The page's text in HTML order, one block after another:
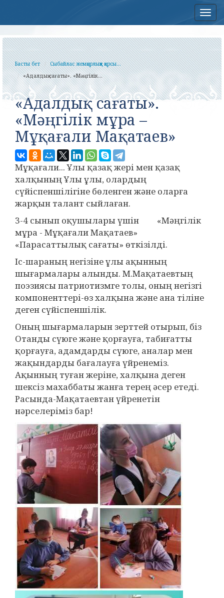
Басты бет
Сыбайлас жемқорлыққа қарсы...
«Адалдық сағаты». «Мәңгілік...
«Адалдық сағаты».
«Мәңгілік мұра –
Мұқағали Мақатаев»
Мұқағали... Ұлы қазақ жері мен қазақ
халқының Ұлы ұлы, олардың
сүйіспеншілігіне бөленген және оларға
жарқын талант сыйлаған.
3-4 сынып оқушылары үшін «Мәңгілік
мұра - Мұқағали Мақатаев»
«Парасаттылық сағаты» өткізілді.
Іс-шараның негізіне ұлы ақынның
шығармалары алынды. М.Мақатаевтың
поэзиясы патриотизмге толы, оның негізгі
компоненттері-өз халқына және ана тіліне
деген сүйіспеншілік.
Оның шығармаларын зерттей отырып, біз
Отанды сүюге және қорғауға, табиғатты
қорғауға, адамдарды сүюге, аналар мен
жақындарды бағалауға үйренеміз.
Ақынның туған жеріне, халқына деген
шексіз махаббаты жанға терең әсер етеді.
Расында-Мақатаевтан үйренетін
нәрселеріміз бар!